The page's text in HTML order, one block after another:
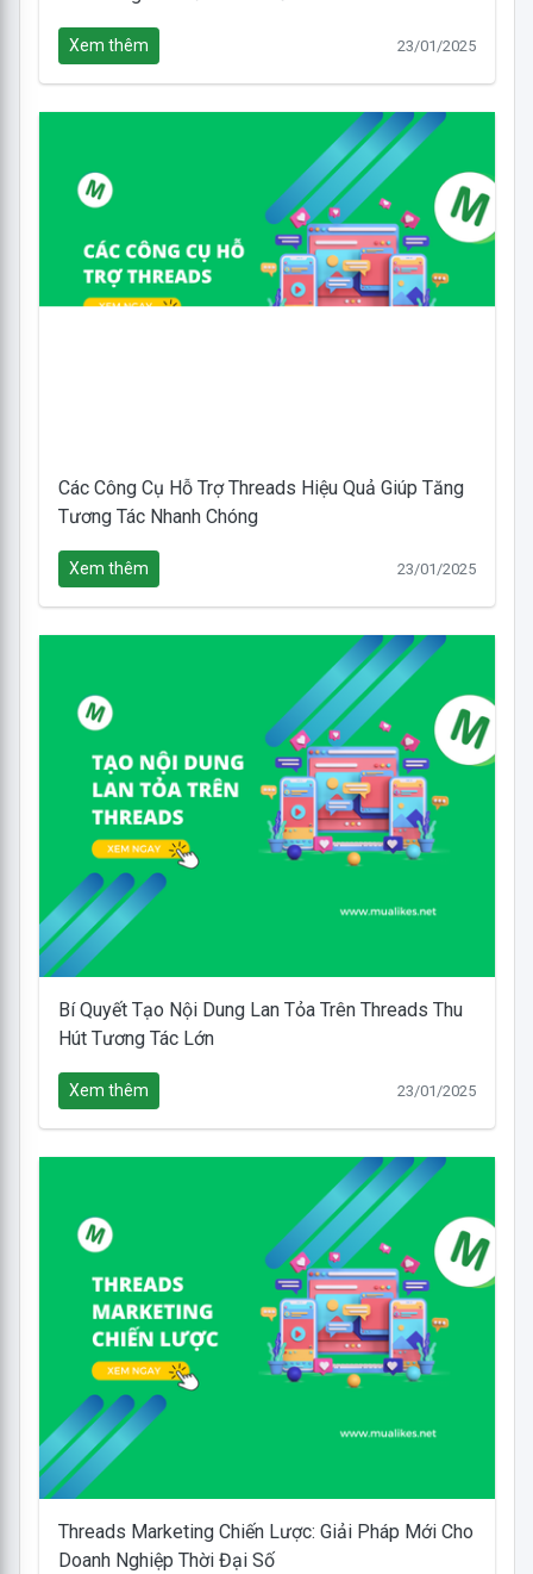
Xem thêm 23/01/2025
Các Công Cụ Hỗ Trợ Threads Hiệu Quả Giúp Tăng
Tương Tác Nhanh Chóng
Xem thêm 23/01/2025
Bí Quyết Tạo Nội Dung Lan Tỏa Trên Threads Thu
Hút Tương Tác Lớn
Xem thêm 23/01/2025
Threads Marketing Chiến Lược: Giải Pháp Mới Cho
Doanh Nghiệp Thời Đại Số